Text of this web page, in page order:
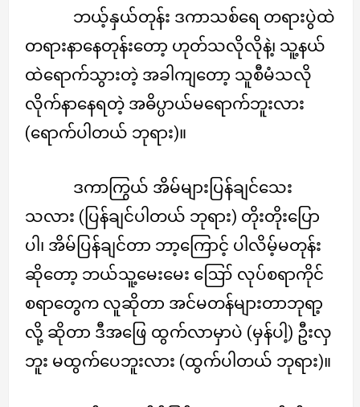
ဘယ့်နှယ်တုန်း ဒကာသစ်ရေ တရားပွဲထဲ
တရားနာနေတုန်းတော့ ဟုတ်သလိုလိုနဲ့၊ သူ့နယ်
ထဲရောက်သွားတဲ့ အခါကျတော့ သူစီမံသလို
လိုက်နာနေရတဲ့ အဓိပ္ပာယ်မရောက်ဘူးလား
(ရောက်ပါတယ် ဘုရား)။
ဒကာကြွယ် အိမ်များပြန်ချင်သေး
သလား (ပြန်ချင်ပါတယ် ဘုရား) တိုးတိုးပြော
ပါ၊ အိမ်ပြန်ချင်တာ ဘာ့ကြောင့် ပါလိမ့်မတုန်း
ဆိုတော့ ဘယ်သူ့မေးမေး ဪ လုပ်စရာကိုင်
စရာတွေက လူဆိုတာ အင်မတန်များတာဘုရာ့
လို့ ဆိုတာ ဒီအဖြေ ထွက်လာမှာပဲ (မှန်ပါ့) ဦးလှ
ဘူး မထွက်ပေဘူးလား (ထွက်ပါတယ် ဘုရား)။